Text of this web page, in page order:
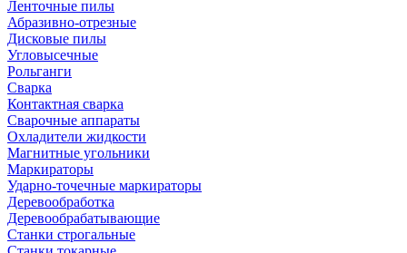
Ленточные пилы
Абразивно-отрезные
Дисковые пилы
Угловысечные
Рольганги
Сварка
Контактная сварка
Сварочные аппараты
Охладители жидкости
Магнитные угольники
Маркираторы
Ударно-точечные маркираторы
Деревообработка
Деревообрабатывающие
Станки строгальные